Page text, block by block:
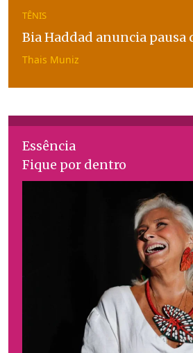
TÊNIS
Bia Haddad anuncia pausa
Thais Muniz
Essência
Fique por dentro